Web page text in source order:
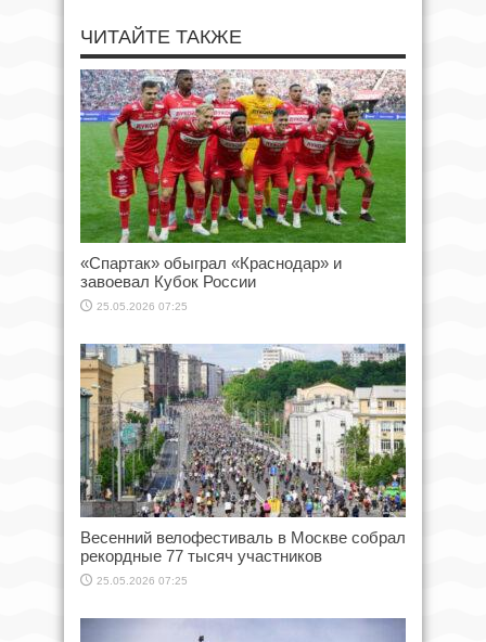
ЧИТАЙТЕ ТАКЖЕ
«Спартак» обыграл «Краснодар» и
завоевал Кубок России
25.05.2026 07:25
Весенний велофестиваль в Москве собрал
рекордные 77 тысяч участников
25.05.2026 07:25